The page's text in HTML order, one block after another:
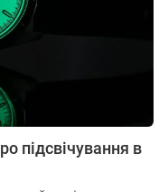
підсвічування в